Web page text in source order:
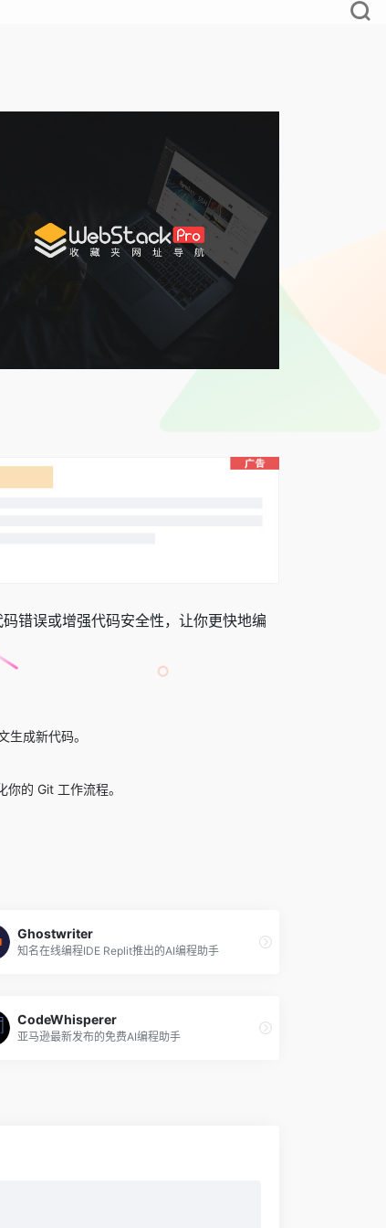
错误或增强代码安全性，让你更快地编
成新代码。
的 Git 工作流程。
Ghostwriter
知名在线编程IDE Replit推出的AI编程助手
CodeWhisperer
亚马逊最新发布的免费AI编程助手